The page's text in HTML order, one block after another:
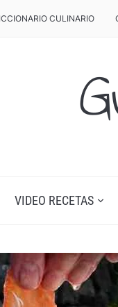
CULINARIO
VIDEO RECETAS